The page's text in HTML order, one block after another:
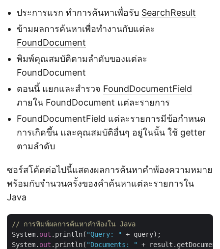
ประการแรก ทำการค้นหาเพื่อรับ SearchResult
ข้ามผลการค้นหาเพื่อทำงานกับแต่ละ
FoundDocument
พิมพ์คุณสมบัติตามลำดับของแต่ละ
FoundDocument
ตอนนี้ แยกและสำรวจ FoundDocumentField
ภายใน FoundDocument แต่ละรายการ
FoundDocumentField แต่ละรายการมีข้อกำหนด
การเกิดขึ้น และคุณสมบัติอื่นๆ อยู่ในนั้น ใช้ getter
ตามลำดับ
ซอร์สโค้ดต่อไปนี้แสดงผลการค้นหาคำพ้องความหมาย
พร้อมกับจำนวนครั้งของคำค้นหาแต่ละรายการใน
Java
// การพิมพ์ผลการค้นหาคำพ้องใน Java
System. out .println( "Query: "
+ query);
System. out .println( "Documents: "
+